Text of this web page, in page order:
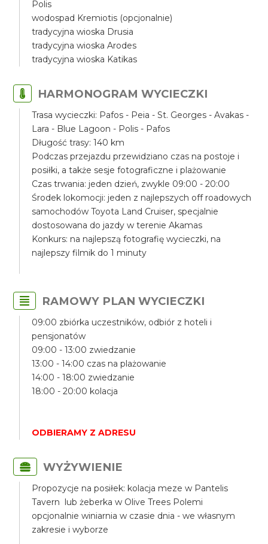
Polis
wodospad Kremiotis (opcjonalnie)
tradycyjna wioska Drusia
tradycyjna wioska Arodes
tradycyjna wioska Katikas
HARMONOGRAM WYCIECZKI
Trasa wycieczki: Pafos - Peia - St. Georges - Avakas -
Lara - Blue Lagoon - Polis - Pafos
Długość trasy: 140 km
Podczas przejazdu przewidziano czas na postoje i
posiłki, a także sesje fotograficzne i plażowanie
Czas trwania: jeden dzień, zwykle 09:00 - 20:00
Środek lokomocji: jeden z najlepszych off roadowych
samochodów Toyota Land Cruiser, specjalnie
dostosowana do jazdy w terenie Akamas
Konkurs: na najlepszą fotografię wycieczki, na
najlepszy filmik do 1 minuty
RAMOWY PLAN WYCIECZKI
09:00 zbiórka uczestników, odbiór z hoteli i
pensjonatów
09:00 - 13:00 zwiedzanie
13:00 - 14:00 czas na plażowanie
14:00 - 18:00 zwiedzanie
18:00 - 20:00 kolacja
ODBIERAMY Z ADRESU
WYŻYWIENIE
Propozycje na posiłek: kolacja meze w Pantelis
Tavern lub żeberka w Olive Trees Polemi
opcjonalnie winiarnia w czasie dnia - we własnym
zakresie i wyborze